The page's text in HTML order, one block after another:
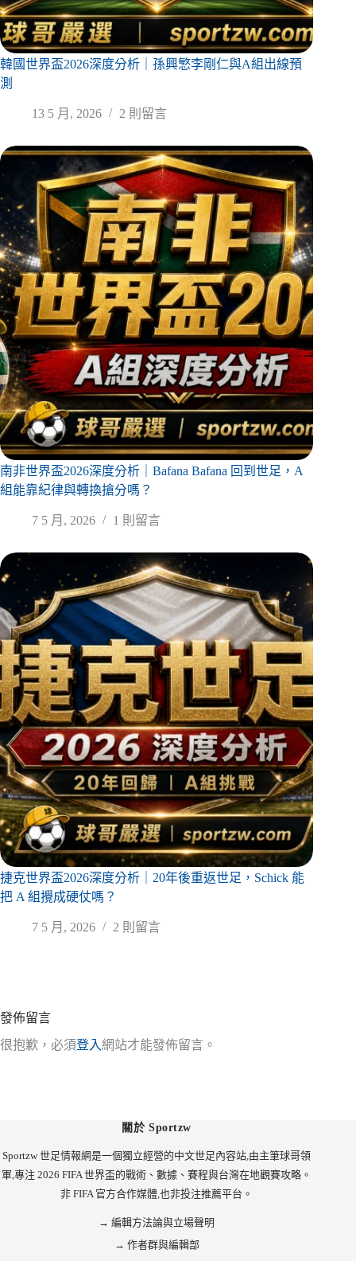
韓國世界盃2026深度分析｜孫興慜李剛仁與A組出線預
測
13 5 月, 2026 2 則留言
南非世界盃2026深度分析｜Bafana Bafana 回到世足，A
組能靠紀律與轉換搶分嗎？
7 5 月, 2026 1 則留言
捷克世界盃2026深度分析｜20年後重返世足，Schick 能
把 A 組攪成硬仗嗎？
7 5 月, 2026 2 則留言
發佈留言
很抱歉，必須登入網站才能發佈留言。
關於 Sportzw
Sportzw 世足情報網是一個獨立經營的中文世足內容站,由主筆球哥領
軍,專注 2026 FIFA 世界盃的戰術、數據、賽程與台灣在地觀賽攻略。
非 FIFA 官方合作媒體,也非投注推薦平台。
→ 編輯方法論與立場聲明
→ 作者群與編輯部